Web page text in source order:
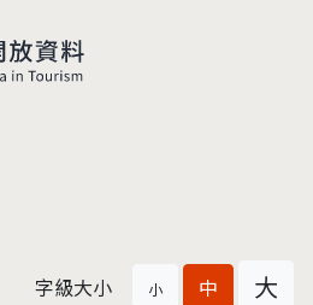
字級大小 小 中 大